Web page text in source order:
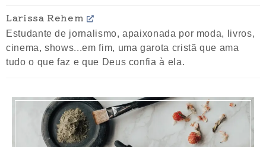
Larissa Rehem
Estudante de jornalismo, apaixonada por moda, livros,
cinema, shows...em fim, uma garota cristã que ama
tudo o que faz e que Deus confia à ela.